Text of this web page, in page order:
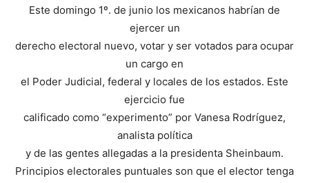
Este domingo 1º. de junio los mexicanos habrían de
ejercer un
derecho electoral nuevo, votar y ser votados para ocupar
un cargo en
el Poder Judicial, federal y locales de los estados. Este
ejercicio fue
calificado como “experimento” por Vanesa Rodríguez,
analista política
y de las gentes allegadas a la presidenta Sheinbaum.
Principios electorales puntuales son que el elector tenga